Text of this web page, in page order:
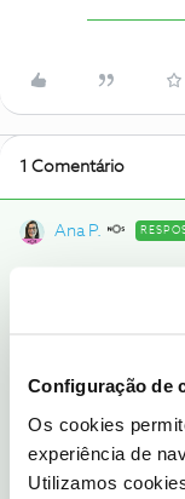
Configuração de
Os cookies
experiência de
Utilizamos
1 Comentário
Ana P.
Obrigada